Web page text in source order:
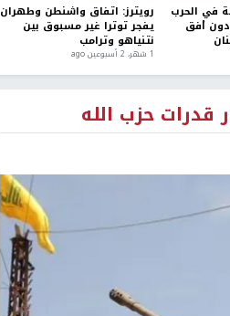
في الحرب
دون أفق
رويترز: اتفاق واشنطن وطهران
يفجر توترا غير مسبوق بين
نتنياهو وترامب
1 شهر، 2 أسبوعين ago
قدرات حزب الله